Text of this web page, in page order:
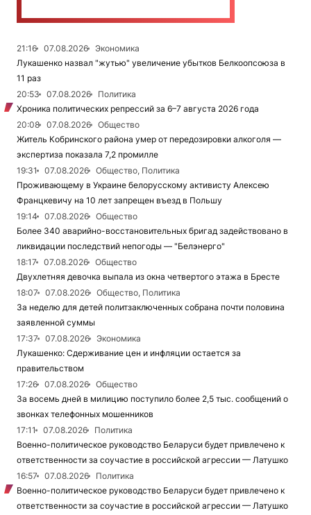
21:16 07.08.2026
Экономика
Лукашенко назвал "жутью" увеличение убытков Белкоопсоюза в
11 раз
20:53
07.08.2026
Политика
Хроника политических репрессий за 6–7 августа 2026 года
20:08
07.08.2026
Общество
Житель Кобринского района умер от передозировки алкоголя —
экспертиза показала 7,2 промилле
19:31
07.08.2026
Общество, Политика
Проживающему в Украине белорусскому активисту Алексею
Францкевичу на 10 лет запрещен въезд в Польшу
19:14
07.08.2026
Общество
Более 340 аварийно-восстановительных бригад задействовано в
ликвидации последствий непогоды — "Белэнерго"
18:17
07.08.2026
Общество
Двухлетняя девочка выпала из окна четвертого этажа в Бресте
18:07
07.08.2026
Общество, Политика
За неделю для детей политзаключенных собрана почти половина
заявленной суммы
17:37
07.08.2026
Экономика
Лукашенко: Сдерживание цен и инфляции остается за
правительством
17:26
07.08.2026
Общество
За восемь дней в милицию поступило более 2,5 тыс. сообщений о
звонках телефонных мошенников
17:11
07.08.2026
Политика
Военно-политическое руководство Беларуси будет привлечено к
ответственности за соучастие в российской агрессии — Латушко
16:57
07.08.2026
Политика
Военно-политическое руководство Беларуси будет привлечено к
ответственности за соучастие в российской агрессии — Латушко